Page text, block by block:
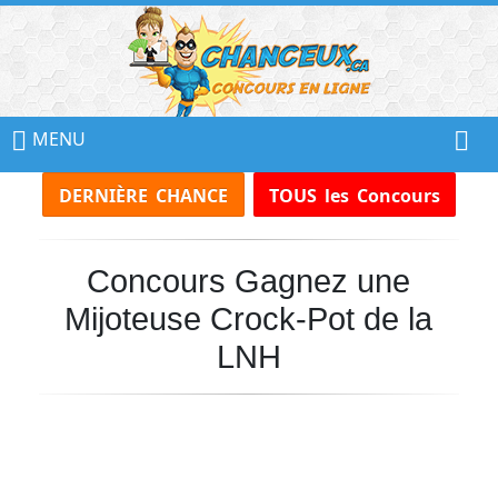
MENU
DERNIÈRE CHANCE TOUS les Concours
Concours Gagnez une
Mijoteuse Crock-Pot de la
LNH
📢
Ne
Manquez
Aucun
Concours!
Inscrivez-
vous